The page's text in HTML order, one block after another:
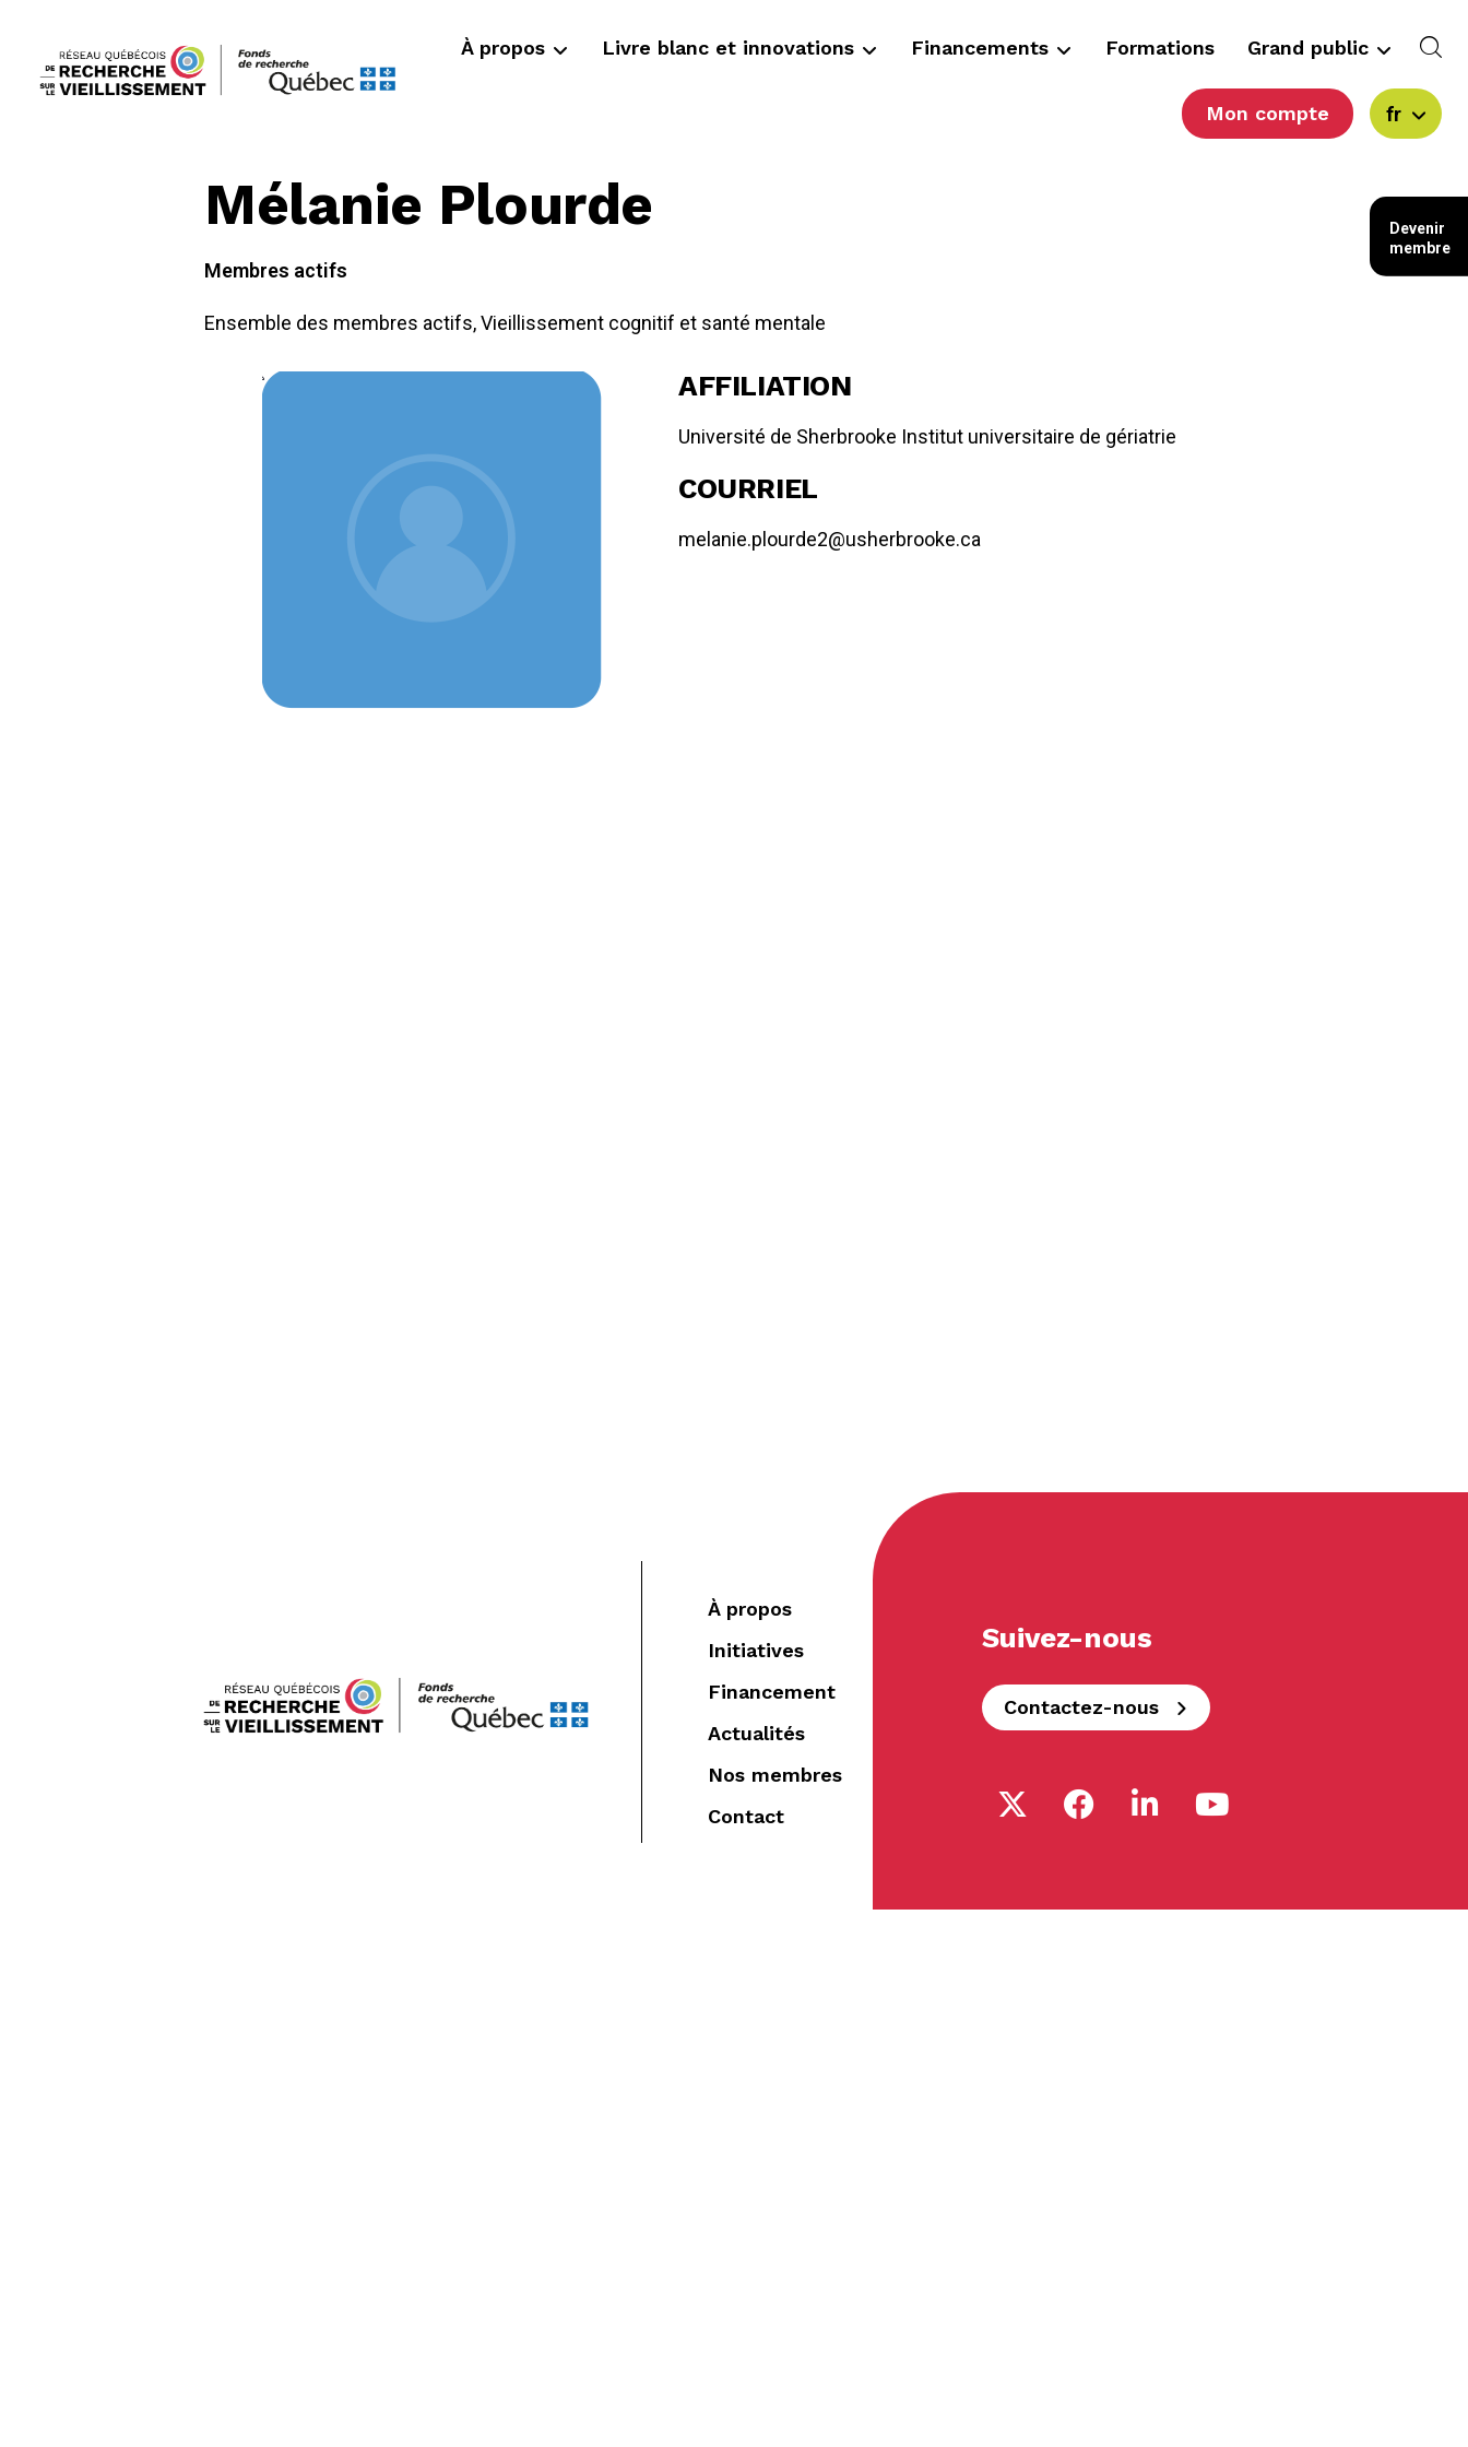
À propos Livre blanc et innovations Financements Formations Grand public
Mon compte fr
Mélanie Plourde
Membres actifs
Ensemble des membres actifs,Vieillissement cognitif et santé mentale
AFFILIATION
Université de Sherbrooke Institut universitaire de gériatrie
COURRIEL
melanie.plourde2@usherbrooke.ca
À propos
Initiatives
Financement
Actualités
Nos membres
Contact
Suivez-nous
Contactez-nous
Devenir
membre